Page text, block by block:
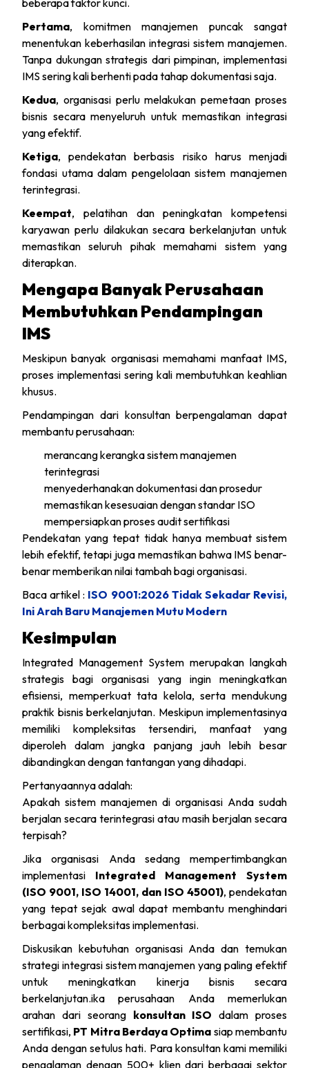
beberapa faktor kunci.
Pertama, komitmen manajemen puncak sangat
menentukan keberhasilan integrasi sistem manajemen.
Tanpa dukungan strategis dari pimpinan, implementasi
IMS sering kali berhenti pada tahap dokumentasi saja.
Kedua, organisasi perlu melakukan pemetaan proses
bisnis secara menyeluruh untuk memastikan integrasi
yang efektif.
Ketiga, pendekatan berbasis risiko harus menjadi
fondasi utama dalam pengelolaan sistem manajemen
terintegrasi.
Keempat, pelatihan dan peningkatan kompetensi
karyawan perlu dilakukan secara berkelanjutan untuk
memastikan seluruh pihak memahami sistem yang
diterapkan.
Mengapa Banyak Perusahaan
Membutuhkan Pendampingan
IMS
Meskipun banyak organisasi memahami manfaat IMS,
proses implementasi sering kali membutuhkan keahlian
khusus.
Pendampingan dari konsultan berpengalaman dapat
membantu perusahaan:
merancang kerangka sistem manajemen
terintegrasi
menyederhanakan dokumentasi dan prosedur
memastikan kesesuaian dengan standar ISO
mempersiapkan proses audit sertifikasi
Pendekatan yang tepat tidak hanya membuat sistem
lebih efektif, tetapi juga memastikan bahwa IMS benar-
benar memberikan nilai tambah bagi organisasi.
Baca artikel : ISO 9001:2026 Tidak Sekadar Revisi,
Ini Arah Baru Manajemen Mutu Modern
Kesimpulan
Integrated Management System merupakan langkah
strategis bagi organisasi yang ingin meningkatkan
efisiensi, memperkuat tata kelola, serta mendukung
praktik bisnis berkelanjutan. Meskipun implementasinya
memiliki kompleksitas tersendiri, manfaat yang
diperoleh dalam jangka panjang jauh lebih besar
dibandingkan dengan tantangan yang dihadapi.
Pertanyaannya adalah:
Apakah sistem manajemen di organisasi Anda sudah
berjalan secara terintegrasi atau masih berjalan secara
terpisah?
Jika organisasi Anda sedang mempertimbangkan
implementasi Integrated Management System
(ISO 9001, ISO 14001, dan ISO 45001), pendekatan
yang tepat sejak awal dapat membantu menghindari
berbagai kompleksitas implementasi.
Diskusikan kebutuhan organisasi Anda dan temukan
strategi integrasi sistem manajemen yang paling efektif
untuk meningkatkan kinerja bisnis secara
berkelanjutan.ika perusahaan Anda memerlukan
arahan dari seorang konsultan ISOdalam proses
sertifikasi, PT Mitra Berdaya Optima siap membantu
Anda dengan setulus hati. Para konsultan kami memiliki
pengalaman dengan 500+ klien dari berbagai sektor